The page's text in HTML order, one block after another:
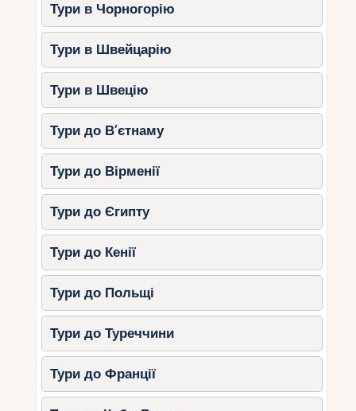
Тури в Чорногорію
Тури в Швейцарію
Тури в Швецію
Тури до В’єтнаму
Тури до Вірменії
Тури до Єгипту
Тури до Кенії
Тури до Польщі
Тури до Туреччини
Тури до Франції